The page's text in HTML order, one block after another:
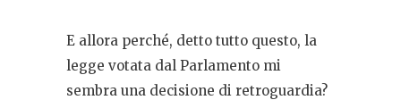
E allora perché, detto tutto questo, la
legge votata dal Parlamento mi
sembra una decisione di retroguardia?